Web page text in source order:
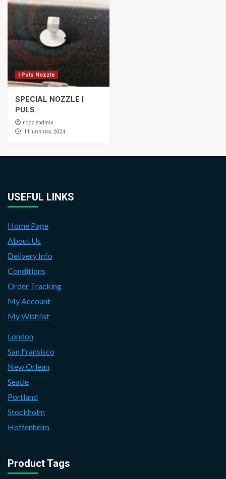
I Puls Nozzle
SPECIAL NOZZLE I
PULS
nozzleadmin
่11 มกราคม 2024
USEFUL LINKS
Home Page
About Us
Delivery Info
Conditions
Order Tracking
My Account
My Wishlist
London
San Fransisco
New Orlean
Seatle
Portland
Stockholm
Hoffenheim
Product Tags